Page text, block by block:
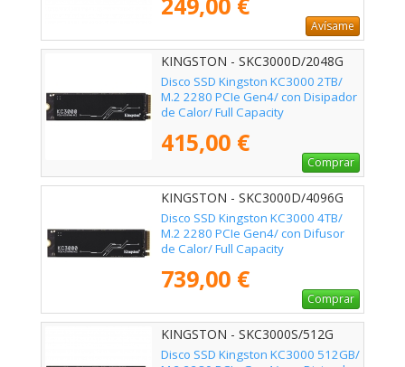
Avísame
KINGSTON - SKC3000D/2048G
Disco SSD Kingston KC3000 2TB/
M.2 2280 PCIe Gen4/ con Disipador
de Calor/ Full Capacity
415,00 €
Comprar
KINGSTON - SKC3000D/4096G
Disco SSD Kingston KC3000 4TB/
M.2 2280 PCIe Gen4/ con Difusor
de Calor/ Full Capacity
739,00 €
Comprar
KINGSTON - SKC3000S/512G
Disco SSD Kingston KC3000 512GB/